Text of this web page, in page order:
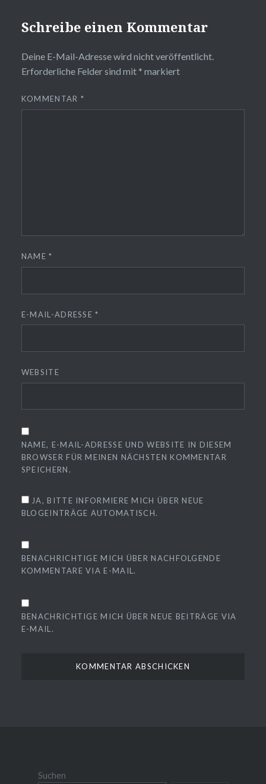
Schreibe einen Kommentar
Deine E-Mail-Adresse wird nicht veröffentlicht.
Erforderliche Felder sind mit * markiert
KOMMENTAR *
NAME*
E-MAIL-ADRESSE*
WEBSITE
NAME, E-MAIL-ADRESSE UND WEBSITE IN DIESEM
BROWSER FÜR MEINEN NÄCHSTEN KOMMENTAR
SPEICHERN.
JA, BITTE INFORMIERE MICH ÜBER NEUE
BLOGEINTRÄGE AUTOMATISCH.
BENACHRICHTIGE MICH ÜBER NACHFOLGENDE
KOMMENTARE VIA E-MAIL.
BENACHRICHTIGE MICH ÜBER NEUE BEITRÄGE VIA
E-MAIL.
Suchen